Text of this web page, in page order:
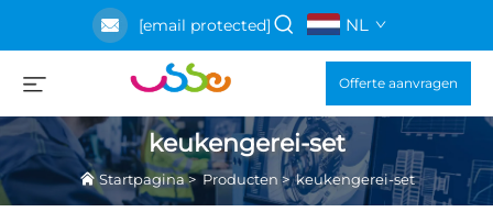
[email protected] NL
Offerte aanvragen
keukengerei-set
Startpagina>Producten>keukengerei-set